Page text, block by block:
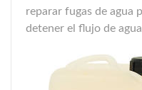
reparar fugas de agua
detener el flujo de